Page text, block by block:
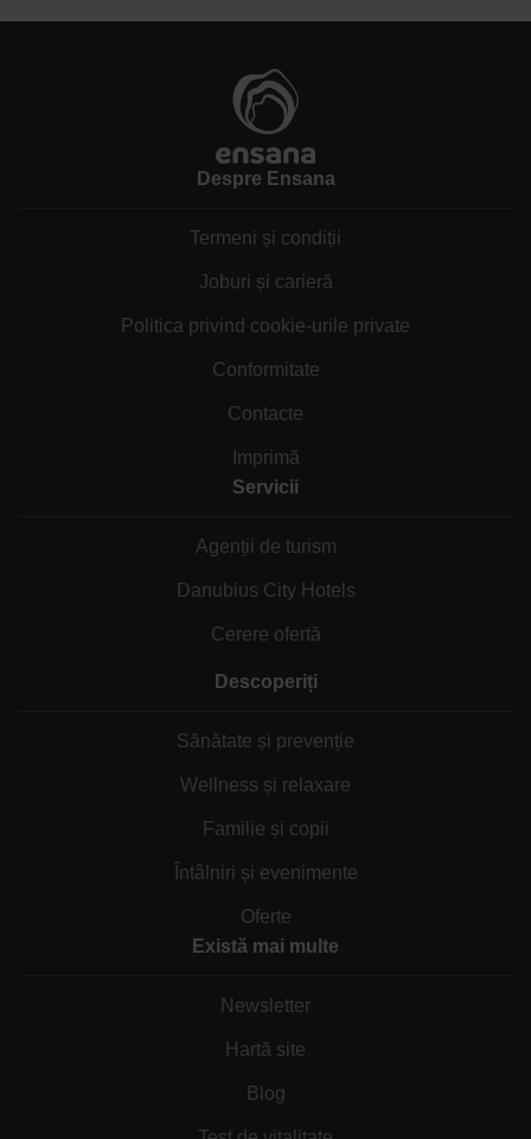
Despre Ensana
Termeni și condiții
Joburi și carieră
Politica privind cookie-urile private
Conformitate
Contacte
Imprimă
Servicii
Agenții de turism
Danubius City Hotels
Cerere ofertă
Descoperiți
Sănătate și prevenție
Wellness și relaxare
Familie și copii
Întâlniri și evenimente
Oferte
Există mai multe
Newsletter
Hartă site
Blog